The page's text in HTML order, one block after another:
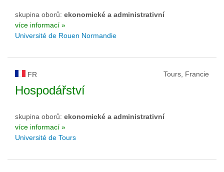
skupina oborů: ekonomické a administrativní
více informací »
Université de Rouen Normandie
FR Tours, Francie
Hospodářství
skupina oborů: ekonomické a administrativní
více informací »
Université de Tours